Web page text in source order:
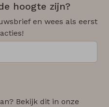
hoogte zijn?
en wees als eerst
Bekijk dit in onze